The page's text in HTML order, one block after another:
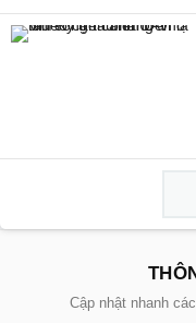
Cập nhật nhanh